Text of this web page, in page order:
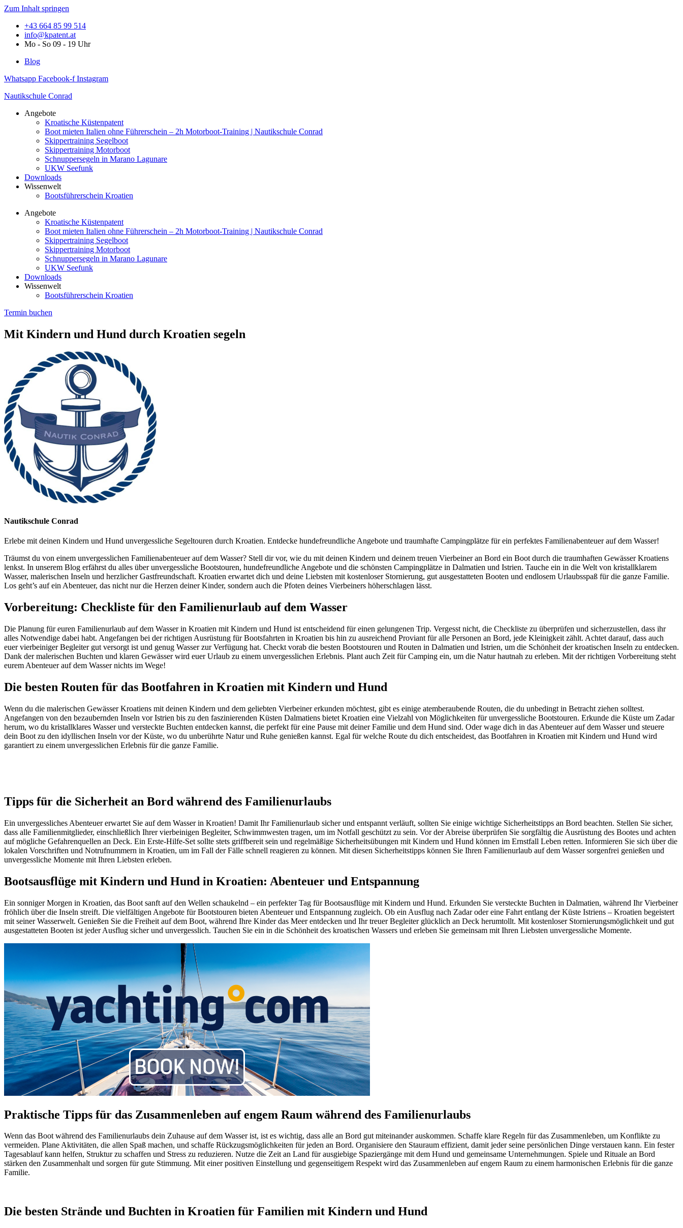
Zum Inhalt springen
+43 664 85 99 514
info@kpatent.at
Mo - So 09 - 19 Uhr
Blog
Whatsapp Facebook-f Instagram
Nautikschule Conrad
Angebote
Kroatische Küstenpatent
Boot mieten Italien ohne Führerschein – 2h Motorboot-Training | Nautikschule Conrad
Skippertraining Segelboot
Skippertraining Motorboot
Schnuppersegeln in Marano Lagunare
UKW Seefunk
Downloads
Wissenwelt
Bootsführerschein Kroatien
Angebote
Kroatische Küstenpatent
Boot mieten Italien ohne Führerschein – 2h Motorboot-Training | Nautikschule Conrad
Skippertraining Segelboot
Skippertraining Motorboot
Schnuppersegeln in Marano Lagunare
UKW Seefunk
Downloads
Wissenwelt
Bootsführerschein Kroatien
Termin buchen
Mit Kindern und Hund durch Kroatien segeln
Nautikschule Conrad
Erlebe mit deinen Kindern und Hund unvergessliche Segeltouren durch Kroatien. Entdecke hundefreundliche Angebote und traumhafte Campingplätze für ein perfektes Familienabenteuer auf dem Wasser!
Träumst du von einem unvergesslichen Familienabenteuer auf dem Wasser? Stell dir vor, wie du mit deinen Kindern und deinem treuen Vierbeiner an Bord ein Boot durch die traumhaften Gewässer Kroatiens
lenkst. In unserem Blog erfährst du alles über unvergessliche Bootstouren, hundefreundliche Angebote und die schönsten Campingplätze in Dalmatien und Istrien. Tauche ein in die Welt von kristallklarem
Wasser, malerischen Inseln und herzlicher Gastfreundschaft. Kroatien erwartet dich und deine Liebsten mit kostenloser Stornierung, gut ausgestatteten Booten und endlosem Urlaubsspaß für die ganze Familie.
Los geht’s auf ein Abenteuer, das nicht nur die Herzen deiner Kinder, sondern auch die Pfoten deines Vierbeiners höherschlagen lässt.
Vorbereitung: Checkliste für den Familienurlaub auf dem Wasser
Die Planung für euren Familienurlaub auf dem Wasser in Kroatien mit Kindern und Hund ist entscheidend für einen gelungenen Trip. Vergesst nicht, die Checkliste zu überprüfen und sicherzustellen, dass ihr
alles Notwendige dabei habt. Angefangen bei der richtigen Ausrüstung für Bootsfahrten in Kroatien bis hin zu ausreichend Proviant für alle Personen an Bord, jede Kleinigkeit zählt. Achtet darauf, dass auch
euer vierbeiniger Begleiter gut versorgt ist und genug Wasser zur Verfügung hat. Checkt vorab die besten Bootstouren und Routen in Dalmatien und Istrien, um die Schönheit der kroatischen Inseln zu entdecken.
Dank der malerischen Buchten und klaren Gewässer wird euer Urlaub zu einem unvergesslichen Erlebnis. Plant auch Zeit für Camping ein, um die Natur hautnah zu erleben. Mit der richtigen Vorbereitung steht
eurem Abenteuer auf dem Wasser nichts im Wege!
Die besten Routen für das Bootfahren in Kroatien mit Kindern und Hund
Wenn du die malerischen Gewässer Kroatiens mit deinen Kindern und dem geliebten Vierbeiner erkunden möchtest, gibt es einige atemberaubende Routen, die du unbedingt in Betracht ziehen solltest.
Angefangen von den bezaubernden Inseln vor Istrien bis zu den faszinierenden Küsten Dalmatiens bietet Kroatien eine Vielzahl von Möglichkeiten für unvergessliche Bootstouren. Erkunde die Küste um Zadar
herum, wo du kristallklares Wasser und versteckte Buchten entdecken kannst, die perfekt für eine Pause mit deiner Familie und dem Hund sind. Oder wage dich in das Abenteuer auf dem Wasser und steuere
dein Boot zu den idyllischen Inseln vor der Küste, wo du unberührte Natur und Ruhe genießen kannst. Egal für welche Route du dich entscheidest, das Bootfahren in Kroatien mit Kindern und Hund wird
garantiert zu einem unvergesslichen Erlebnis für die ganze Familie.
Tipps für die Sicherheit an Bord während des Familienurlaubs
Ein unvergessliches Abenteuer erwartet Sie auf dem Wasser in Kroatien! Damit Ihr Familienurlaub sicher und entspannt verläuft, sollten Sie einige wichtige Sicherheitstipps an Bord beachten. Stellen Sie sicher,
dass alle Familienmitglieder, einschließlich Ihrer vierbeinigen Begleiter, Schwimmwesten tragen, um im Notfall geschützt zu sein. Vor der Abreise überprüfen Sie sorgfältig die Ausrüstung des Bootes und achten
auf mögliche Gefahrenquellen an Deck. Ein Erste-Hilfe-Set sollte stets griffbereit sein und regelmäßige Sicherheitsübungen mit Kindern und Hund können im Ernstfall Leben retten. Informieren Sie sich über die
lokalen Vorschriften und Notrufnummern in Kroatien, um im Fall der Fälle schnell reagieren zu können. Mit diesen Sicherheitstipps können Sie Ihren Familienurlaub auf dem Wasser sorgenfrei genießen und
unvergessliche Momente mit Ihren Liebsten erleben.
Bootsausflüge mit Kindern und Hund in Kroatien: Abenteuer und Entspannung
Ein sonniger Morgen in Kroatien, das Boot sanft auf den Wellen schaukelnd – ein perfekter Tag für Bootsausflüge mit Kindern und Hund. Erkunden Sie versteckte Buchten in Dalmatien, während Ihr Vierbeiner
fröhlich über die Inseln streift. Die vielfältigen Angebote für Bootstouren bieten Abenteuer und Entspannung zugleich. Ob ein Ausflug nach Zadar oder eine Fahrt entlang der Küste Istriens – Kroatien begeistert
mit seiner Wasserwelt. Genießen Sie die Freiheit auf dem Boot, während Ihre Kinder das Meer entdecken und Ihr treuer Begleiter glücklich an Deck herumtollt. Mit kostenloser Stornierungsmöglichkeit und gut
ausgestatteten Booten ist jeder Ausflug sicher und unvergesslich. Tauchen Sie ein in die Schönheit des kroatischen Wassers und erleben Sie gemeinsam mit Ihren Liebsten unvergessliche Momente.
Praktische Tipps für das Zusammenleben auf engem Raum während des Familienurlaubs
Wenn das Boot während des Familienurlaubs dein Zuhause auf dem Wasser ist, ist es wichtig, dass alle an Bord gut miteinander auskommen. Schaffe klare Regeln für das Zusammenleben, um Konflikte zu
vermeiden. Plane Aktivitäten, die allen Spaß machen, und schaffe Rückzugsmöglichkeiten für jeden an Bord. Organisiere den Stauraum effizient, damit jeder seine persönlichen Dinge verstauen kann. Ein fester
Tagesablauf kann helfen, Struktur zu schaffen und Stress zu reduzieren. Nutze die Zeit an Land für ausgiebige Spaziergänge mit dem Hund und gemeinsame Unternehmungen. Spiele und Rituale an Bord
stärken den Zusammenhalt und sorgen für gute Stimmung. Mit einer positiven Einstellung und gegenseitigem Respekt wird das Zusammenleben auf engem Raum zu einem harmonischen Erlebnis für die ganze
Familie.
Die besten Strände und Buchten in Kroatien für Familien mit Kindern und Hund